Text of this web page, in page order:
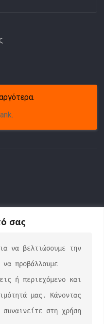
σας
να βελτιώσουμε την
προβάλλουμε
ή περιεχόμενο και
μας. Κάνοντας
στη χρήση
- 17:00